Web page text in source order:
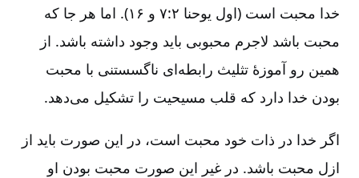
خدا محبت است (اول یوحنا ۲:‏۷ و ۱۶). اما هر جا که
محبت باشد لاجرم محبوبی باید وجود داشته باشد. از
همین رو آموزۀ تثلیث رابطه‌ای ناگسستنی با محبت
بودن خدا دارد که قلب مسیحیت را تشکیل می‌دهد.
اگر خدا در ذات خود محبت است، در این صورت باید از
ازل محبت باشد. در غیر این صورت محبت بودن او